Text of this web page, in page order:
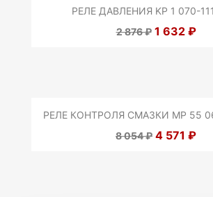
РЕЛЕ ДАВЛЕНИЯ KP 1 070-
2 876 ₽ 1 632 ₽
РЕЛЕ КОНТРОЛЯ СМАЗКИ MP 55
8 054 ₽ 4 571 ₽